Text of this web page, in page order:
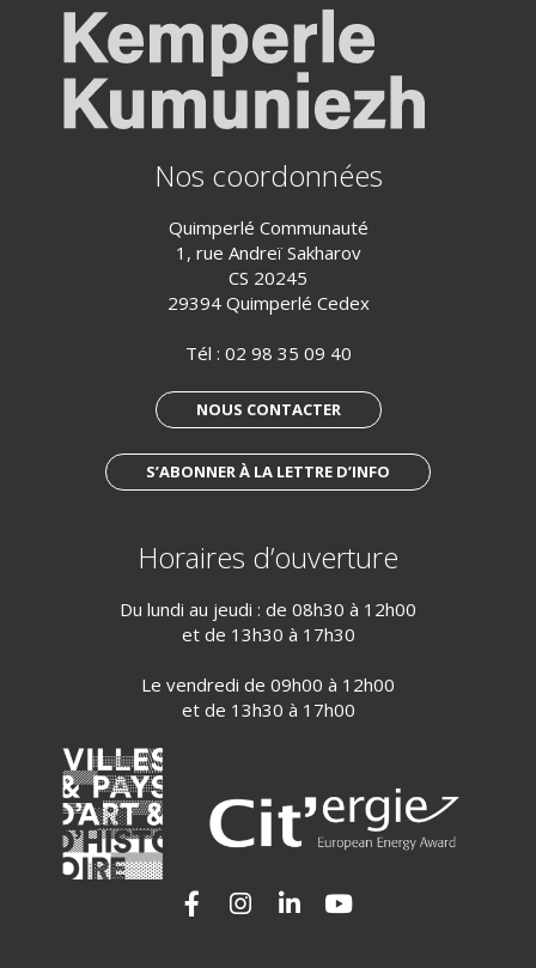
Nos coordonnées
Quimperlé Communauté
1, rue Andreï Sakharov
CS 20245
29394 Quimperlé Cedex
Tél : 02 98 35 09 40
NOUS CONTACTER
S’ABONNER À LA LETTRE D’INFO
Horaires d’ouverture
Du lundi au jeudi : de 08h30 à 12h00
et de 13h30 à 17h30
Le vendredi de 09h00 à 12h00
et de 13h30 à 17h00
Lien vers le compte Facebook
Lien vers le compte Instagram
Lien vers le compte